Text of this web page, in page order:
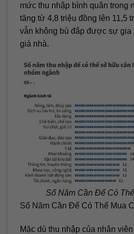
mức thu nhập bình quân trong
tăng từ 4,8 triệu đồng lên 11,5
vẫn không bù đắp được sự gia
giá nhà.
Số Năm Cần Để Có
Số Năm Cần Để Có Thể Mua
Mặc dù thu nhập của nhân